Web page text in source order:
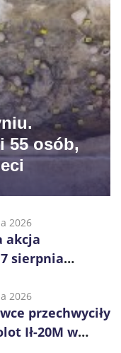
55 osób,
2026
akcja
7 sierpnia
2026
przechwyciły
Ił-20M w